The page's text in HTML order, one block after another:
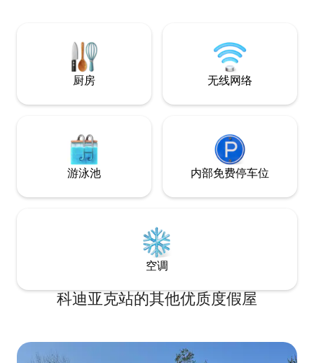
（Kodiak）之旅提供干净、精心布置的住
科迪亚克市中心仅
厨房 无线网络
游泳池 内部免费停车位
空调
科迪亚克站的其他优质度假屋